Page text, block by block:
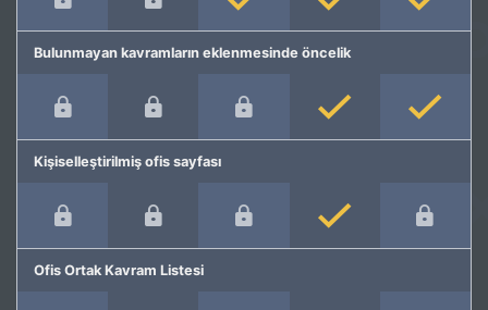
Bulunmayan kavramların eklenmesinde öncelik
Kişiselleştirilmiş ofis sayfası
Ofis Ortak Kavram Listesi